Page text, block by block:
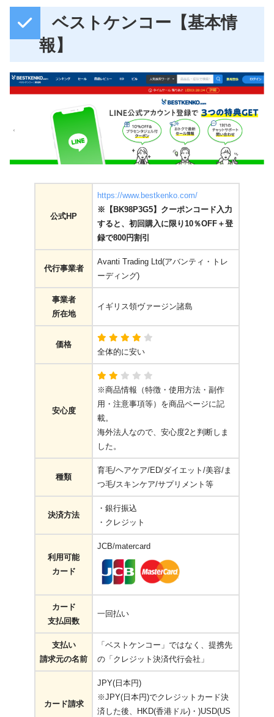
ベストケンコー【基本情
報】
公式HP
https://www.bestkenko.com/
※【BK98P3G5】クーポンコード入力
すると、初回購入に限り10％OFF＋登
録で800円割引
代行事業者
Avanti Trading Ltd(アバンティ・トレ
ーディング)
事業者
所在地
イギリス領ヴァージン諸島
価格
全体的に安い
安心度
※商品情報（特徴・使用方法・副作
用・注意事項等）を商品ページに記
載。
海外法人なので、安心度2と判断しま
した。
種類
育毛/ヘアケア/ED/ダイエット/美容/ま
つ毛/スキンケア/サプリメント等
決済方法
・銀行振込
・クレジット
利用可能
カード
JCB/matercard
カード
支払回数
一回払い
支払い
請求元の名前
「ベストケンコー」ではなく、提携先
の「クレジット決済代行会社」
カード請求
JPY(日本円)
※JPY(日本円)でクレジットカード決
済した後、HKD(香港ドル)・)USD(US